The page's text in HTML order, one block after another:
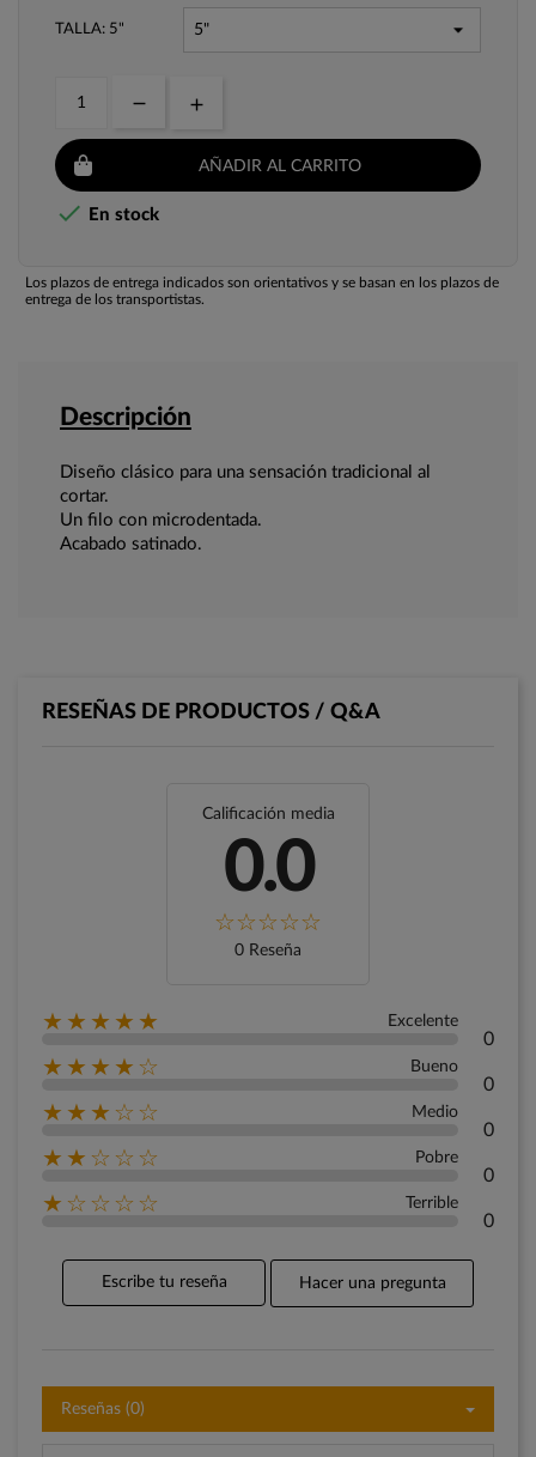
TALLA: 5"
AÑADIR AL CARRITO
 En stock
Los plazos de entrega indicados son orientativos y se basan en los plazos de
entrega de los transportistas.
Descripción
Diseño clásico para una sensación tradicional al
cortar.
Un filo con microdentada.
Acabado satinado.
RESEÑAS DE PRODUCTOS / Q&A
Calificación media
0.0
0 Reseña
★★★★★ Excelente
0
★★★★☆ Bueno
0
★★★☆☆ Medio
0
★★☆☆☆ Pobre
0
★☆☆☆☆ Terrible
0
Escribe tu reseña Hacer una pregunta
Reseñas (0)